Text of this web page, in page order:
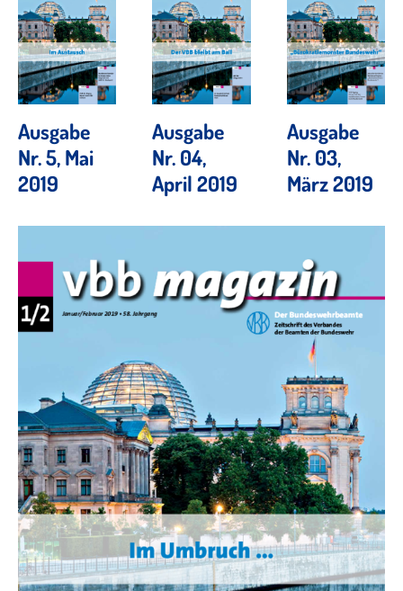
Ausgabe
Nr. 5, Mai
2019
Ausgabe
Nr. 04,
April 2019
Ausgabe
Nr. 03,
März 2019